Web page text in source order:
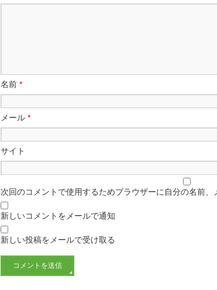
名前 *
メール *
サイト
次回のコメントで使用するためブラウザーに自分の名前、
新しいコメントをメールで通知
新しい投稿をメールで受け取る